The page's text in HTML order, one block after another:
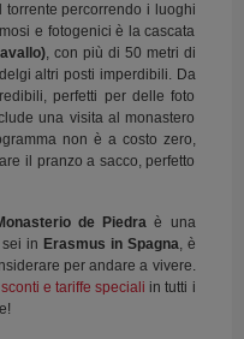
percorrendo i luoghi
e fotogenici è la cascata
, con più di 50 metri di
altri posti imperdibili. Da
perfetti per delle foto
una visita al monastero
non è a costo zero,
il pranzo a sacco, perfetto
de Piedra è una
in Erasmus in Spagna, è
per andare a vivere.
sconti e tariffe speciali in tutti i